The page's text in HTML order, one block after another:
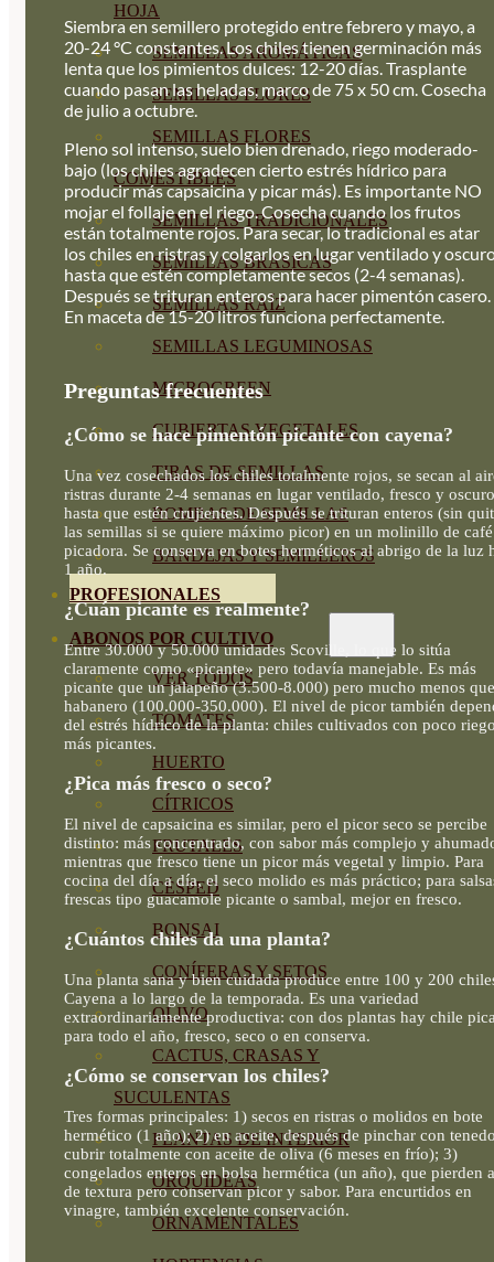
HOJA
SEMILLAS AROMÁTICAS
SEMILLAS FLORES
SEMILLAS FLORES
COMESTIBLES
SEMILLAS TRADICIONALES
SEMILLAS BRASICAS
SEMILLAS RAÍZ
SEMILLAS LEGUMINOSAS
MICROGREEN
CUBIERTAS VEGETALES
TIRAS DE SEMILLAS
BOMBAS DE SEMILLAS
BANDEJAS Y SEMILLEROS
PROFESIONALES
ABONOS POR CULTIVO
VER TODOS
TOMATES
HUERTO
CÍTRICOS
FRUTALES
CÉSPED
BONSAI
CONÍFERAS Y SETOS
OLIVO
CACTUS, CRASAS Y
SUCULENTAS
PLANTAS DE INTERIOR
ORQUIDEAS
ORNAMENTALES
Siembra en semillero protegido entre febrero y mayo, a
20-24 °C constantes. Los chiles tienen germinación más
lenta que los pimientos dulces: 12-20 días. Trasplante
cuando pasan las heladas, marco de 75 x 50 cm. Cosecha
de julio a octubre.
Pleno sol intenso, suelo bien drenado, riego moderado-
bajo (los chiles agradecen cierto estrés hídrico para
producir más capsaicina y picar más). Es importante NO
mojar el follaje en el riego. Cosecha cuando los frutos
están totalmente rojos. Para secar, lo tradicional es atar
los chiles en ristras y colgarlos en lugar ventilado y
hasta que estén completamente secos (2-4 semanas).
Después se trituran enteros para hacer pimentón casero.
En maceta de 15-20 litros funciona perfectamente.
Preguntas frecuentes
¿Cómo se hace pimentón picante con cayena?
Una vez cosechados los chiles totalmente rojos, se secan al
ristras durante 2-4 semanas en lugar ventilado, fresco y
hasta que estén crujientes. Después se trituran enteros (sin
las semillas si se quiere máximo picor) en un molinillo de
picadora. Se conserva en botes herméticos al abrigo de la luz
1 año.
¿Cuán picante es realmente?
Entre 30.000 y 50.000 unidades Scoville, lo que lo sitúa
claramente como «picante» pero todavía manejable. Es más
picante que un jalapeño (3.500-8.000) pero mucho menos
habanero (100.000-350.000). El nivel de picor también
del estrés hídrico de la planta: chiles cultivados con poco
más picantes.
¿Pica más fresco o seco?
El nivel de capsaicina es similar, pero el picor seco se percibe
distinto: más concentrado, con sabor más complejo y
mientras que fresco tiene un picor más vegetal y limpio. Para
cocina del día a día, el seco molido es más práctico; para
frescas tipo guacamole picante o sambal, mejor en fresco.
¿Cuántos chiles da una planta?
Una planta sana y bien cuidada produce entre 100 y 200
Cayena a lo largo de la temporada. Es una variedad
extraordinariamente productiva: con dos plantas hay chile
para todo el año, fresco, seco o en conserva.
¿Cómo se conservan los chiles?
Tres formas principales: 1) secos en ristras o molidos en bote
hermético (1 año); 2) en aceite, después de pinchar con
cubrir totalmente con aceite de oliva (6 meses en frío); 3)
congelados enteros en bolsa hermética (un año), que pierden
de textura pero conservan picor y sabor. Para encurtidos en
vinagre, también excelente conservación.